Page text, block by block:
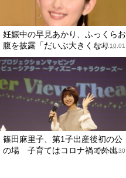
妊娠中の早見あかり、ふっくらお
腹を披露「だいぶ大きくなり...
2020.10.01
篠田麻里子、第1子出産後初の公
の場 子育てはコロナ禍で外出...
2020.09.30